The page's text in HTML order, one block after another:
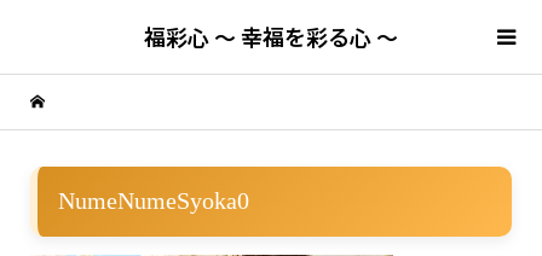
福彩心 ～ 幸福を彩る心 ～
NumeNumeSyoka0